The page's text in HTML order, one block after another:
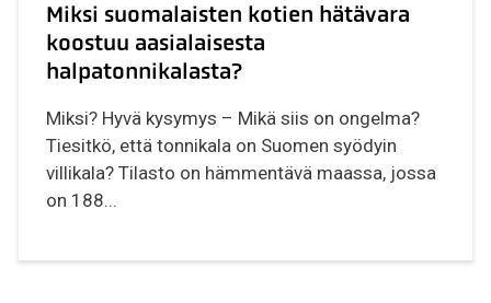
Miksi suomalaisten kotien hätävara
koostuu aasialaisesta
halpatonnikalasta?
Miksi? Hyvä kysymys – Mikä siis on ongelma?
Tiesitkö, että tonnikala on Suomen syödyin
villikala? Tilasto on hämmentävä maassa, jossa
on 188...